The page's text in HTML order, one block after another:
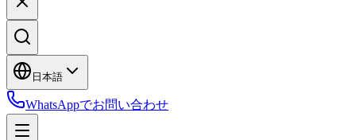
日本語
WhatsAppでお問い合わせ